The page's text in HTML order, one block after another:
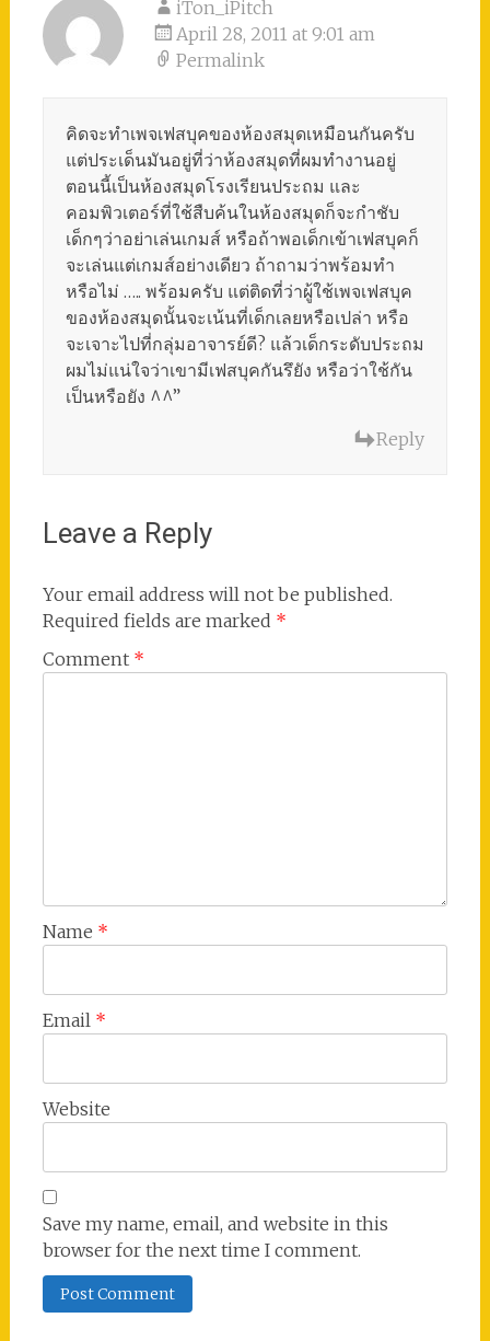
iTon_iPitch
April 28, 2011 at 9:01 am
Permalink
คิดจะทำเพจเฟสบุคของห้องสมุดเหมือนกันครับ
แต่ประเด็นมันอยู่ที่ว่าห้องสมุดที่ผมทำงานอยู่
ตอนนี้เป็นห้องสมุดโรงเรียนประถม และ
คอมพิวเตอร์ที่ใช้สืบค้นในห้องสมุดก็จะกำชับ
เด็กๆว่าอย่าเล่นเกมส์ หรือถ้าพอเด็กเข้าเฟสบุคก็
จะเล่นแต่เกมส์อย่างเดียว ถ้าถามว่าพร้อมทำ
หรือไม่ ….. พร้อมครับ แต่ติดที่ว่าผู้ใช้เพจเฟสบุค
ของห้องสมุดนั้นจะเน้นที่เด็กเลยหรือเปล่า หรือ
จะเจาะไปที่กลุ่มอาจารย์ดี? แล้วเด็กระดับประถม
ผมไม่แน่ใจว่าเขามีเฟสบุคกันรึยัง หรือว่าใช้กัน
เป็นหรือยัง ^^”
Reply
Leave a Reply
Your email address will not be published.
Required fields are marked *
Comment *
Name *
Email *
Website
Save my name, email, and website in this
browser for the next time I comment.